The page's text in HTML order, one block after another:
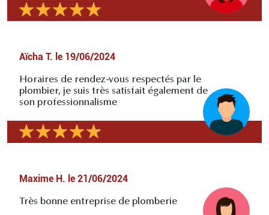
Aïcha T. le 19/06/2024
Horaires de rendez-vous respectés par le
plombier, je suis très satisfait également de
son professionnalisme
Maxime H. le 21/06/2024
Très bonne entreprise de plomberie